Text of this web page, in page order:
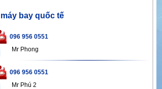
bay quốc tế
096 956 0551
Mr Phong
096 956 0551
Mr Phú 2